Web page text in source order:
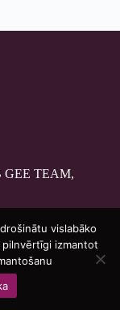
GEE TEAM,
vislabāko
izmantot